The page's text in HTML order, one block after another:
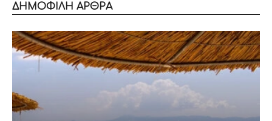
ΔΗΜΟΦΙΛΗ ΑΡΘΡΑ